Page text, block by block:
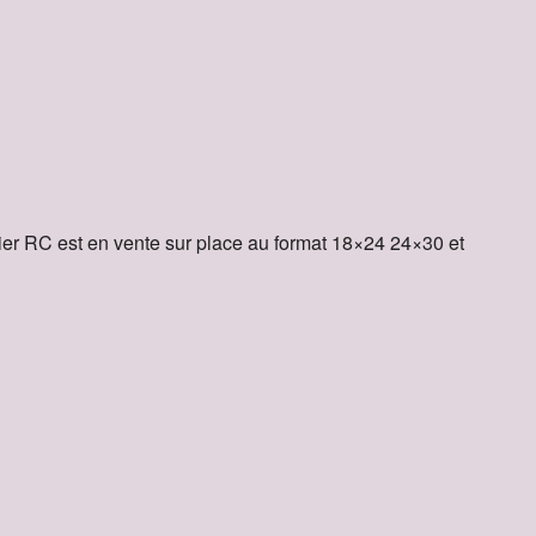
RC est en vente sur place au format 18×24 24×30 et